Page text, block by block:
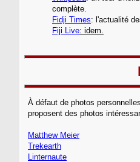
complète.
Fidji Times: l'actualité
Fiji Live: idem.
À défaut de photos
proposent des photos
Matthew Meier
Trekearth
Linternaute